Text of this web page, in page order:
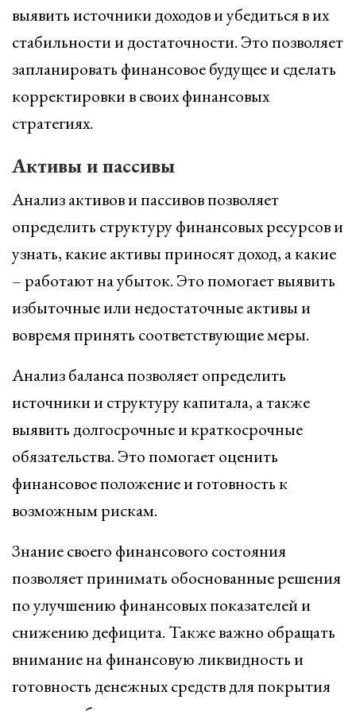
выявить источники доходов и убедиться в их
стабильности и достаточности. Это позволяет
запланировать финансовое будущее и сделать
корректировки в своих финансовых
стратегиях.
Активы и пассивы
Анализ активов и пассивов позволяет
определить структуру финансовых ресурсов и
узнать, какие активы приносят доход, а какие
– работают на убыток. Это помогает выявить
избыточные или недостаточные активы и
вовремя принять соответствующие меры.
Анализ баланса позволяет определить
источники и структуру капитала, а также
выявить долгосрочные и краткосрочные
обязательства. Это помогает оценить
финансовое положение и готовность к
возможным рискам.
Знание своего финансового состояния
позволяет принимать обоснованные решения
по улучшению финансовых показателей и
снижению дефицита. Также важно обращать
внимание на финансовую ликвидность и
готовность денежных средств для покрытия